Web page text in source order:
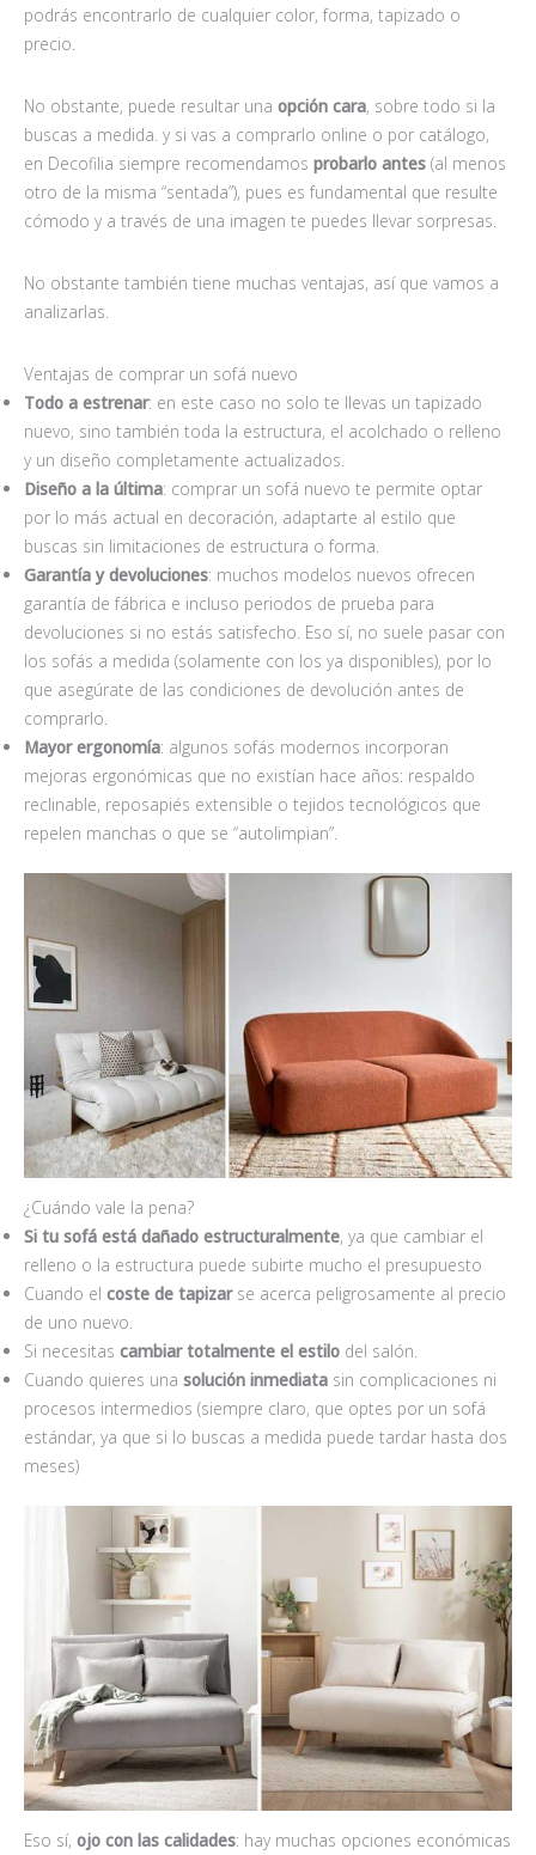
podrás encontrarlo de cualquier color, forma, tapizado o
precio.
No obstante, puede resultar una opción cara, sobre todo si la
buscas a medida. y si vas a comprarlo online o por catálogo,
en Decofilia siempre recomendamos probarlo antes (al menos
otro de la misma “sentada”), pues es fundamental que resulte
cómodo y a través de una imagen te puedes llevar sorpresas.
No obstante también tiene muchas ventajas, así que vamos a
analizarlas.
Ventajas de comprar un sofá nuevo
Todo a estrenar: en este caso no solo te llevas un tapizado
nuevo, sino también toda la estructura, el acolchado o relleno
y un diseño completamente actualizados.
Diseño a la última: comprar un sofá nuevo te permite optar
por lo más actual en decoración, adaptarte al estilo que
buscas sin limitaciones de estructura o forma.
Garantía y devoluciones: muchos modelos nuevos ofrecen
garantía de fábrica e incluso periodos de prueba para
devoluciones si no estás satisfecho. Eso sí, no suele pasar con
los sofás a medida (solamente con los ya disponibles), por lo
que asegúrate de las condiciones de devolución antes de
comprarlo.
Mayor ergonomía: algunos sofás modernos incorporan
mejoras ergonómicas que no existían hace años: respaldo
reclinable, reposapiés extensible o tejidos tecnológicos que
repelen manchas o que se “autolimpian”.
¿Cuándo vale la pena?
Si tu sofá está dañado estructuralmente, ya que cambiar el
relleno o la estructura puede subirte mucho el presupuesto
Cuando el coste de tapizarse acerca peligrosamente al precio
de uno nuevo.
Si necesitas cambiar totalmente el estilo del salón.
Cuando quieres una solución inmediata sin complicaciones ni
procesos intermedios (siempre claro, que optes por un sofá
estándar, ya que si lo buscas a medida puede tardar hasta dos
meses)
Eso sí, ojo con las calidades: hay muchas opciones económicas